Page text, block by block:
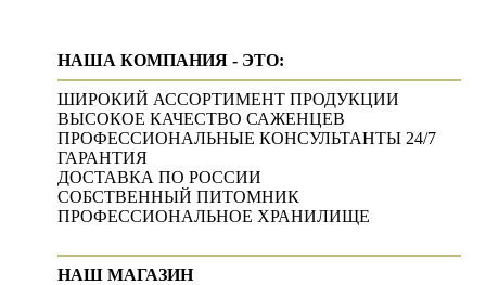
НАША КОМПАНИЯ - ЭТО:
ШИРОКИЙ АССОРТИМЕНТ ПРОДУКЦИИ
ВЫСОКОЕ КАЧЕСТВО САЖЕНЦЕВ
ПРОФЕССИОНАЛЬНЫЕ КОНСУЛЬТАНТЫ 24/7
ГАРАНТИЯ
ДОСТАВКА ПО РОССИИ
СОБСТВЕННЫЙ ПИТОМНИК
ПРОФЕССИОНАЛЬНОЕ ХРАНИЛИЩЕ
НАШ МАГАЗИН